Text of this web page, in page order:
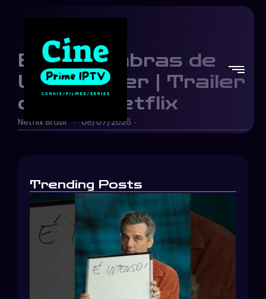
Elize: Sombras de
Uma Mulher | Trailer
oficial | Netflix
Netflix Brasil - 08/07/2026 -
Trending Posts